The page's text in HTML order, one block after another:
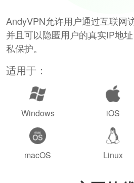
AndyVPN允许用户通过互联网
并且可以隐匿用户的真实IP地
私保护。
适用于：
Windows iOS
macOS Linux